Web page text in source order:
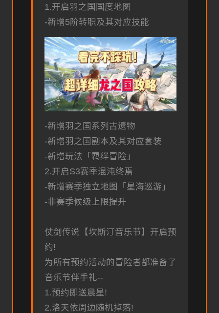
1.开启羽之国国度地图
-新增5阶转职及其对应技能
-新增羽之国系列古遗物
-新增羽之国副本及其对应套装
-新增玩法「羁绊冒险」
2.开启S3赛季混沌终焉
-新增赛季独立地图「星海巡游」
-非赛季候级上限提升
仗剑传说【坎斯汀音乐节】开启预
约!
为所有预约活动的冒险者都准备了
音乐节伴手礼--
1.预约即送晨星!
2.洛天依周边随机掉落!